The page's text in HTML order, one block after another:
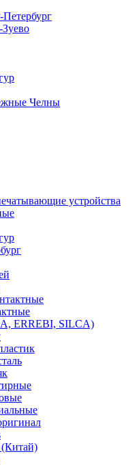
Челны
устройства
ERREBI, SILCA)
(Китай)